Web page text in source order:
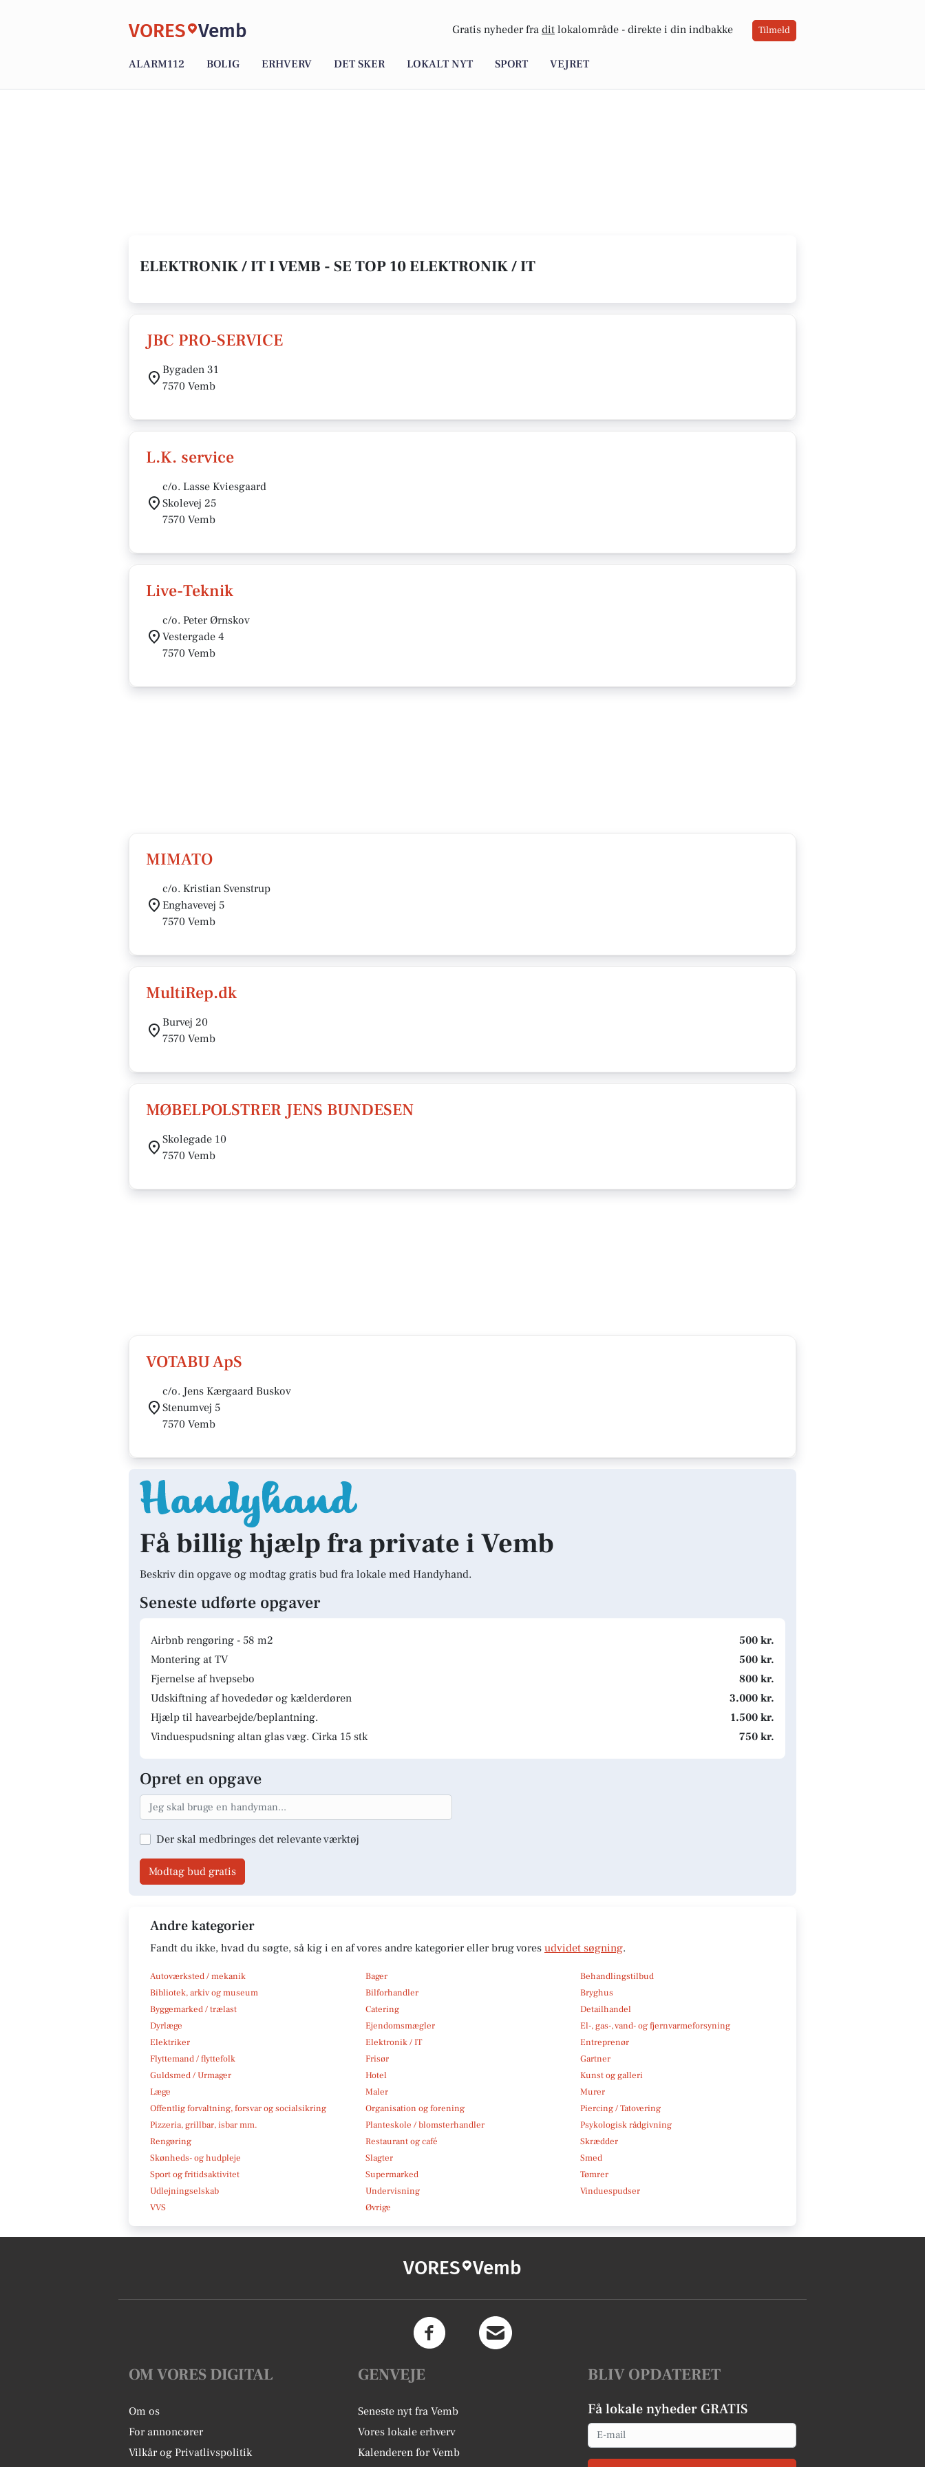
VORES Vemb Gratis nyheder fra dit lokalområde - direkte i din indbakke Tilmeld
ALARM112 BOLIG ERHVERV DET SKER LOKALT NYT SPORT VEJRET
ELEKTRONIK / IT I VEMB - SE TOP 10 ELEKTRONIK / IT
JBC PRO-SERVICE
Bygaden 31
7570 Vemb
L.K. service
c/o. Lasse Kviesgaard
Skolevej 25
7570 Vemb
Live-Teknik
c/o. Peter Ørnskov
Vestergade 4
7570 Vemb
MIMATO
c/o. Kristian Svenstrup
Enghavevej 5
7570 Vemb
MultiRep.dk
Burvej 20
7570 Vemb
MØBELPOLSTRER JENS BUNDESEN
Skolegade 10
7570 Vemb
VOTABU ApS
c/o. Jens Kærgaard Buskov
Stenumvej 5
7570 Vemb
Få billig hjælp fra private i Vemb
Beskriv din opgave og modtag gratis bud fra lokale med Handyhand.
Seneste udførte opgaver
Airbnb rengøring - 58 m2
500 kr.
Montering at TV
500 kr.
Fjernelse af hvepsebo
800 kr.
Udskiftning af hovededør og kælderdøren
3.000 kr.
Hjælp til havearbejde/beplantning.
1.500 kr.
Vinduespudsning altan glas væg. Cirka 15 stk
750 kr.
Opret en opgave
Der skal medbringes det relevante værktøj
Modtag bud gratis
Andre kategorier
Fandt du ikke, hvad du søgte, så kig i en af vores andre kategorier eller brug vores udvidet søgning.
Autoværksted / mekanik Bager
Behandlingstilbud
Bibliotek, arkiv og museum
Bilforhandler
Bryghus
Byggemarked / trælast
Catering
Detailhandel
Dyrlæge
Ejendomsmægler
El-, gas-, vand- og fjernvarmeforsyning
Elektriker
Elektronik / IT
Entreprenør
Flyttemand / flyttefolk
Frisør
Gartner
Guldsmed / Urmager
Hotel
Kunst og galleri
Læge
Maler
Murer
Offentlig forvaltning, forsvar og socialsikring
Organisation og forening
Piercing / Tatovering
Pizzeria, grillbar, isbar mm.
Planteskole / blomsterhandler
Psykologisk rådgivning
Rengøring
Restaurant og café
Skrædder
Skønheds- og hudpleje
Slagter
Smed
Sport og fritidsaktivitet
Supermarked
Tømrer
Udlejningselskab
Undervisning
Vinduespudser
VVS
Øvrige
VORES Vemb
OM VORES DIGITAL
Om os
For annoncører
Vilkår og Privatlivspolitik
GENVEJE
Seneste nyt fra Vemb
Vores lokale erhverv
Kalenderen for Vemb
BLIV OPDATERET
Få lokale nyheder GRATIS
Email